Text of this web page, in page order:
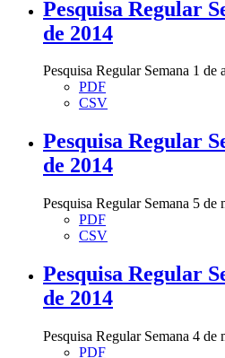
Pesquisa Regular
de 2014
Pesquisa Regular Semana 1 de
PDF
CSV
Pesquisa Regular
de 2014
Pesquisa Regular Semana 5 de
PDF
CSV
Pesquisa Regular
de 2014
Pesquisa Regular Semana 4 de
PDF